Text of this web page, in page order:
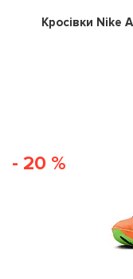
Кросівки Nike
- 20 %